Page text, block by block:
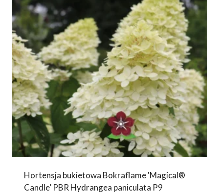
Hortensja bukietowa Bokraflame 'Magical®
Candle’ PBR Hydrangea paniculata P9